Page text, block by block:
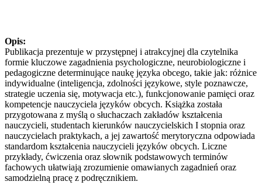
Opis:
Publikacja prezentuje w przystępnej i atrakcyjnej dla czytelnika
formie kluczowe zagadnienia psychologiczne, neurobiologiczne i
pedagogiczne determinujące naukę języka obcego, takie jak: różnice
indywidualne (inteligencja, zdolności językowe, style poznawcze,
strategie uczenia się, motywacja etc.), funkcjonowanie pamięci oraz
kompetencje nauczyciela języków obcych. Książka została
przygotowana z myślą o słuchaczach zakładów kształcenia
nauczycieli, studentach kierunków nauczycielskich I stopnia oraz
nauczycielach praktykach, a jej zawartość merytoryczna odpowiada
standardom kształcenia nauczycieli języków obcych. Liczne
przykłady, ćwiczenia oraz słownik podstawowych terminów
fachowych ułatwiają zrozumienie omawianych zagadnień oraz
samodzielną pracę z podręcznikiem.